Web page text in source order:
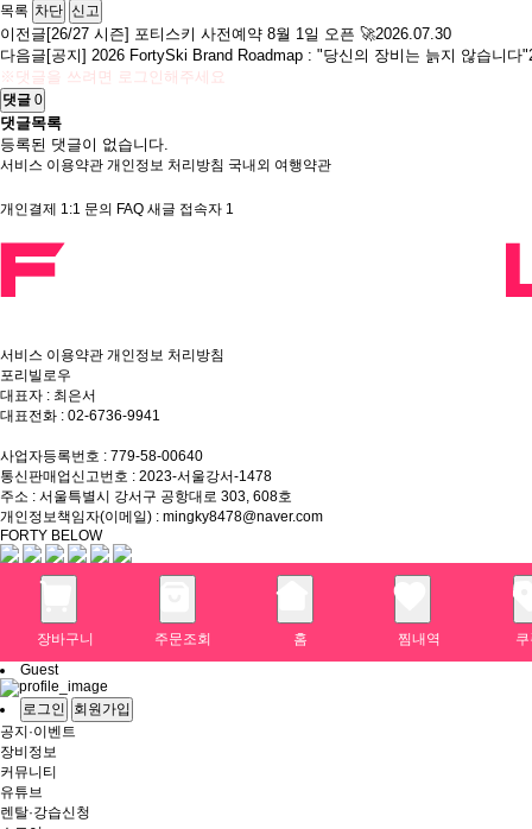
목록 차단 신고
이전글 [26/27 시즌] 포티스키 사전예약 8월 1일 오픈 🚀2026.07.30
다음글 [공지] 2026 FortySki Brand Roadmap : "당신의 장비는 늙지 않습니다"
※댓글을 쓰려면 로그인해주세요
댓글 0
댓글목록
등록된 댓글이 없습니다.
서비스 이용약관 개인정보 처리방침 국내외 여행약관
개인결제 1:1 문의 FAQ 새글 접속자 1
서비스 이용약관 개인정보 처리방침
포리빌로우
대표자 : 최은서
대표전화 : 02-6736-9941
사업자등록번호 : 779-58-00640
통신판매업신고번호 : 2023-서울강서-1478
주소 : 서울특별시 강서구 공항대로 303, 608호
개인정보책임자(이메일) : mingky8478@naver.com
FORTY BELOW
장바구니 주문조회 홈 찜내역
Guest
로그인
회원가입
공지·이벤트
장비정보
커뮤니티
유튜브
렌탈·강습신청